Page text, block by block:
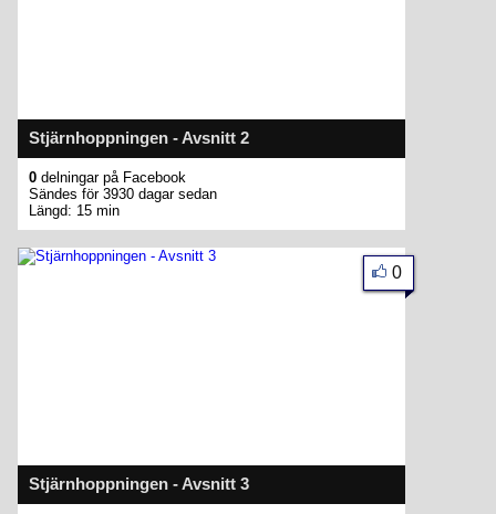
Stjärnhoppningen - Avsnitt 2
0 delningar på Facebook
Sändes för 3930 dagar sedan
Längd: 15 min
Stjärnhoppningen - Avsnitt 3
0